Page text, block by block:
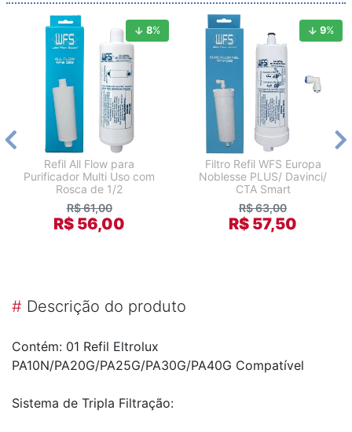
8%
Refil All Flow para
Purificador Multi Uso com
Rosca de 1/2
R$ 61,00
R$ 56,00
9%
Filtro Refil WFS Europa
Noblesse PLUS/ Davinci/
CTA Smart
R$ 63,00
R$ 57,50
# Descrição do produto
Contém: 01 Refil Eltrolux
PA10N/PA20G/PA25G/PA30G/PA40G Compatível
Sistema de Tripla Filtração: